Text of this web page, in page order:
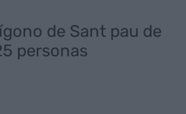
de Sant pau de
personas